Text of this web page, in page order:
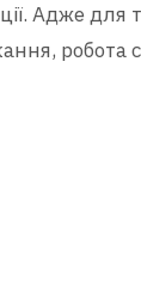
Адже для
робота